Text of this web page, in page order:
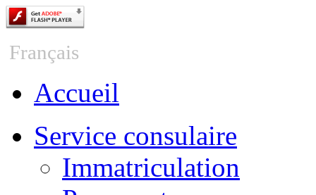
Français
Accueil
Service consulaire
Immatriculation